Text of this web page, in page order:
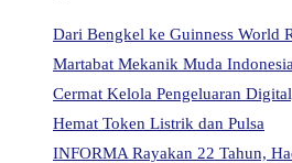
Dari Bengkel ke Guinness World
Martabat Mekanik Muda Indonesia
Cermat Kelola Pengeluaran
Hemat Token Listrik dan Pulsa
INFORMA Rayakan 22 Tahun,